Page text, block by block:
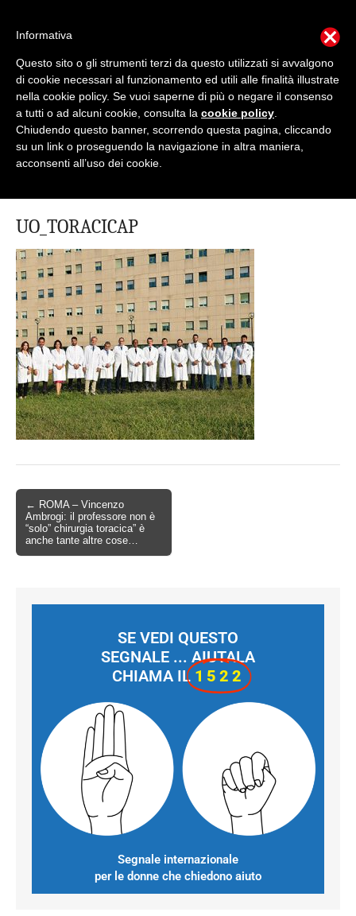
Mondo Italiano nel Mondo
LE INTERVISTE SONO AGLI ITALIANI CHE
RICOPRONO RUOLI ISTITUZIONALI, A QUELLI
CHE RAPPRESENTANO LA SOCIETÀ E A CHI È
UN "COMUNE CITTADINO" ...
UO_TORACICAP
← ROMA – Vincenzo
Ambrogi: il professore non è
“solo” chirurgia toracica” è
anche tante altre cose…
SE VEDI QUESTO
SEGNALE ... AIUTALA
CHIAMA IL 1522
Segnale internazionale
per le donne che chiedono aiuto
Informativa
Questo sito o gli strumenti terzi da questo utilizzati si avvalgono
di cookie necessari al funzionamento ed utili alle finalità illustrate
nella cookie policy. Se vuoi saperne di più o negare il consenso
a tutti o ad alcuni cookie, consulta la cookie policy
Chiudendo questo banner, scorrendo questa pagina, cliccando
su un link o proseguendo la navigazione in altra maniera,
acconsenti all’uso dei cookie.